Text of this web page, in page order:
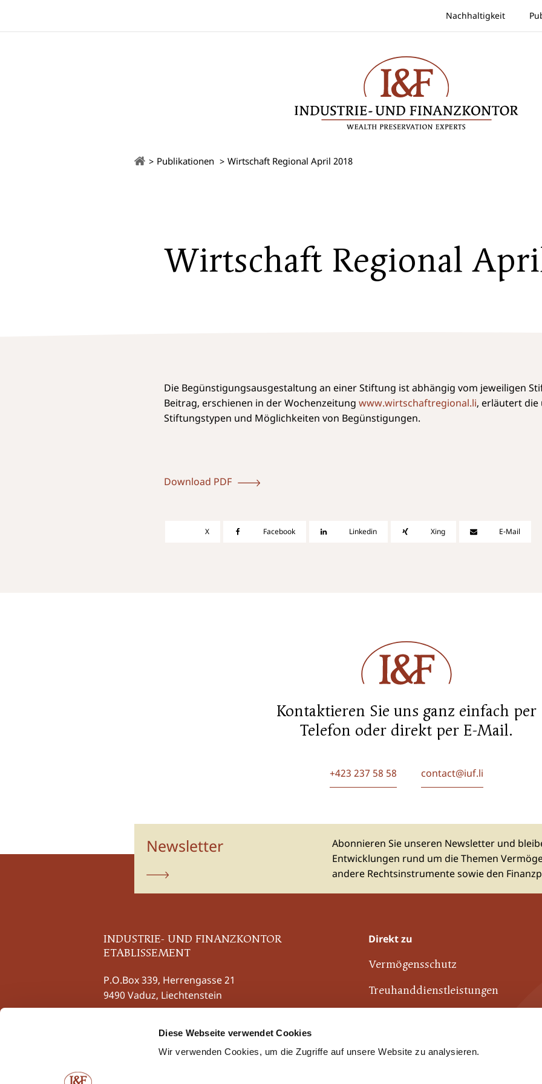
Diese Webseite verwendet Cookies
Wir verwenden Cookies, um die Zugriffe auf unsere Website zu analysieren.
Nachhaltigkeit
Publikationen Wirtschaft Regional April 2018
Wirtschaft Regional
Die Begünstigungsausgestaltung an einer Stiftung ist abhängig vom jeweiligen
Beitrag, erschienen in der Wochenzeitung www.wirtschaftregional.li, erläutert die
Stiftungstypen und Möglichkeiten von Begünstigungen.
Download PDF
X Facebook E-Mail
Linkedin Xing
Kontaktieren Sie uns ganz einfach per
Telefon oder direkt per E-Mail.
+423 237 58 58 contact@iuf.li
Newsletter
Abonnieren Sie unseren Newsletter und
Entwicklungen rund um die Themen
andere Rechtsinstrumente sowie den
INDUSTRIE- UND FINANZKONTOR
ETABLISSEMENT
P.O.Box 339, Herrengasse 21
9490 Vaduz, Liechtenstein
Fax +423 237 58 59
contact@iuf.li
Direkt zu
Vermögensschutz
Treuhanddienstleistungen